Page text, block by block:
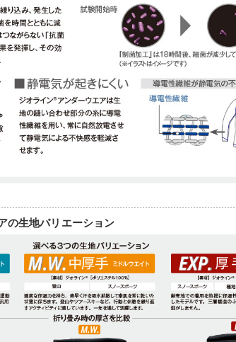
の生地バリエーション